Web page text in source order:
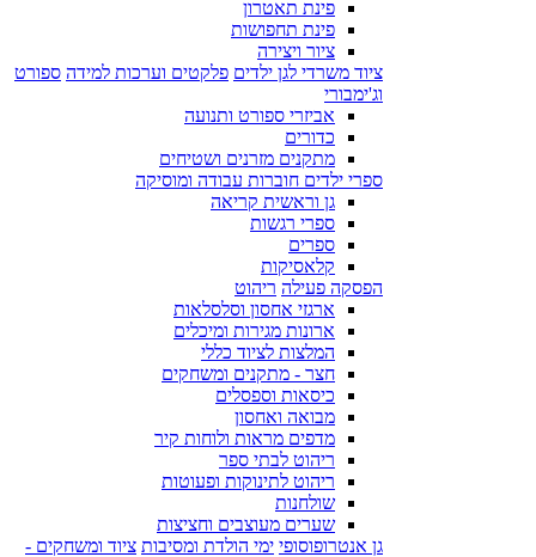
פינת תאטרון
פינת תחפושות
ציור ויצירה
ציוד משרדי לגן ילדים פלקטים וערכות למידה ספורט
וג'ימבורי
אביזרי ספורט ותנועה
כדורים
מתקנים מזרנים ושטיחים
ספרי ילדים חוברות עבודה ומוסיקה
גן וראשית קריאה
ספרי רגשות
ספרים
קלאסיקות
הפסקה פעילה ריהוט
ארגזי אחסון וסלסלאות
ארונות מגירות ומיכלים
המלצות לציוד כללי
חצר - מתקנים ומשחקים
כיסאות וספסלים
מבואה ואחסון
מדפים מראות ולוחות קיר
ריהוט לבתי ספר
ריהוט לתינוקות ופעוטות
שולחנות
שערים מעוצבים וחציצות
גן אנטרופוסופי ימי הולדת ומסיבות ציוד ומשחקים -